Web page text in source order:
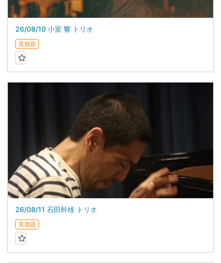
26/08/10 小室 響 トリオ
見放題
26/08/11 石田幹雄 トリオ
見放題